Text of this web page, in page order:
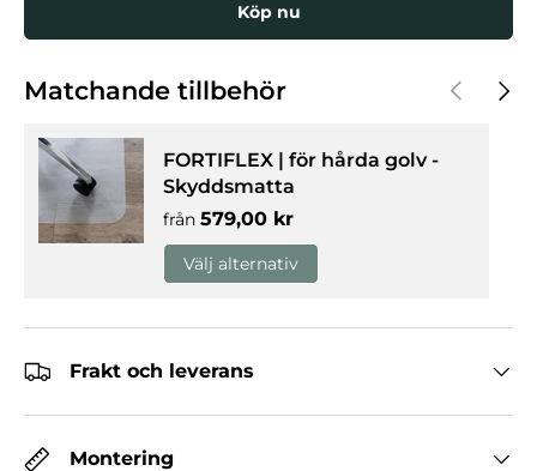
Köp nu
Matchande tillbehör Nästa
FORTIFLEX | för hårda golv -
Skyddsmatta
från Normalpris
579,00 kr
Välj alternativ
Frakt och leverans
Montering